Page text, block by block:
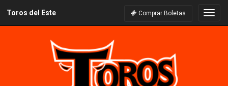
Toros del Este Comprar Boletas